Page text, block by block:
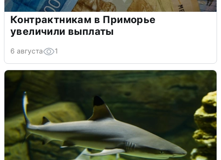
Контрактникам в Приморье
увеличили выплаты
6 августа 1